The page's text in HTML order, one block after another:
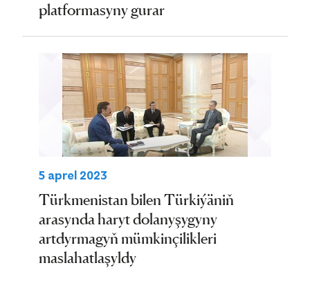
platformasyny gurar
5 aprel 2023
Türkmenistan bilen Türkiýäniň
arasynda haryt dolanyşygyny
artdyrmagyň mümkinçilikleri
maslahatlaşyldy